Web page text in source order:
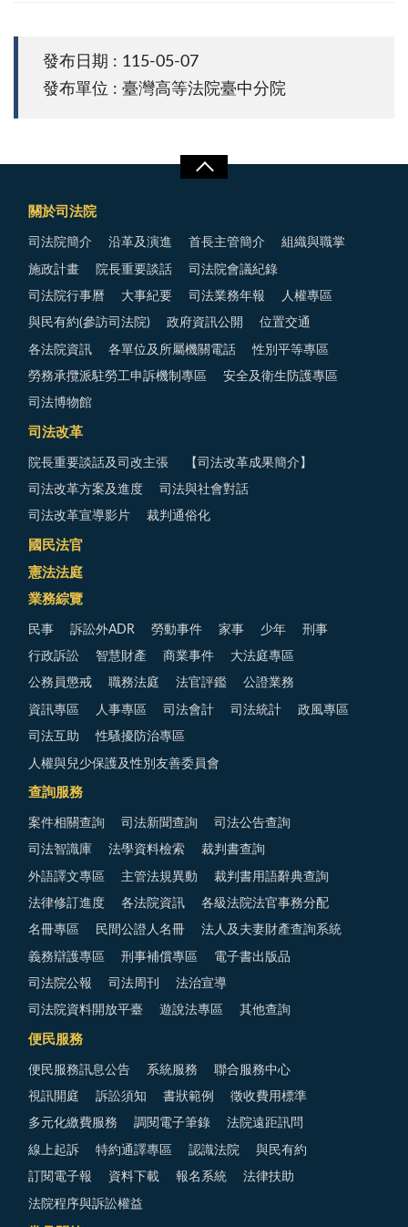
發布日期 : 115-05-07
發布單位 : 臺灣高等法院臺中分院
關於司法院
司法院簡介 沿革及演進 首長主管簡介 組織與職掌
施政計畫 院長重要談話 司法院會議紀錄
司法院行事曆 大事紀要 司法業務年報 人權專區
與民有約(參訪司法院) 政府資訊公開 位置交通
各法院資訊 各單位及所屬機關電話 性別平等專區
勞務承攬派駐勞工申訴機制專區 安全及衛生防護專區
司法博物館
司法改革
院長重要談話及司改主張 【司法改革成果簡介】
司法改革方案及進度 司法與社會對話
司法改革宣導影片 裁判通俗化
國民法官
憲法法庭
業務綜覽
民事 訴訟外ADR 勞動事件 家事 少年 刑事
行政訴訟 智慧財產 商業事件 大法庭專區
公務員懲戒 職務法庭 法官評鑑 公證業務
資訊專區 人事專區 司法會計 司法統計 政風專區
司法互助 性騷擾防治專區
人權與兒少保護及性別友善委員會
查詢服務
案件相關查詢 司法新聞查詢 司法公告查詢
司法智識庫 法學資料檢索 裁判書查詢
外語譯文專區 主管法規異動 裁判書用語辭典查詢
法律修訂進度 各法院資訊 各級法院法官事務分配
名冊專區 民間公證人名冊 法人及夫妻財產查詢系統
義務辯護專區 刑事補償專區 電子書出版品
司法院公報 司法周刊 法治宣導
司法院資料開放平臺 遊說法專區 其他查詢
便民服務
便民服務訊息公告 系統服務 聯合服務中心
視訊開庭 訴訟須知 書狀範例 徵收費用標準
多元化繳費服務 調閱電子筆錄 法院遠距訊問
線上起訴 特約通譯專區 認識法院 與民有約
訂閱電子報 資料下載 報名系統 法律扶助
法院程序與訴訟權益